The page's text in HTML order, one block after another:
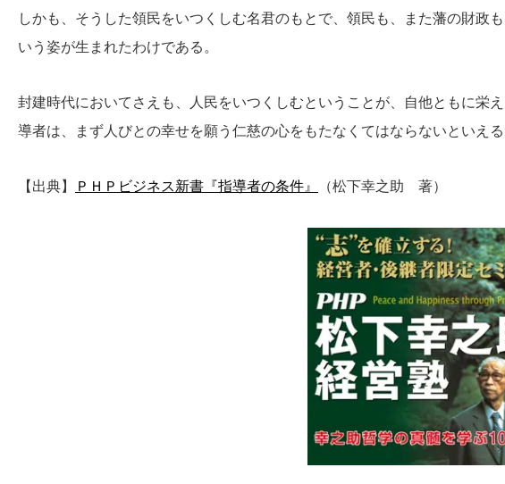
しかも、そうした領民をいつくしむ名君のもとで、領民も、また藩の財政
いう姿が生まれたわけである。
封建時代においてさえも、人民をいつくしむということが、自他ともに栄
導者は、まず人びとの幸せを願う仁慈の心をもたなくてはならないといえる
【出典】 ＰＨＰビジネス新書『指導者の条件』 （松下幸之助 著）